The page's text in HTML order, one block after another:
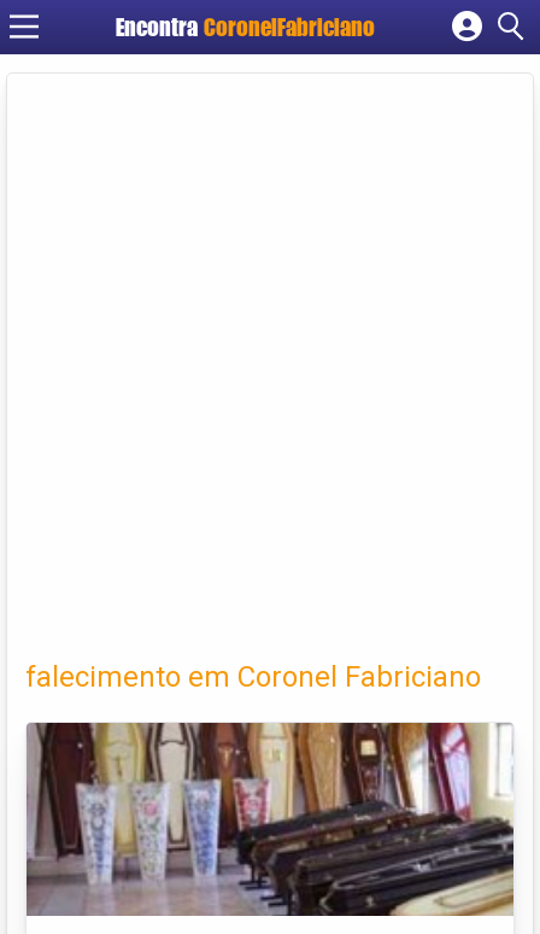
Encontra CoronelFabriciano
Cadastrar empresa
falecimento em Coronel Fabriciano